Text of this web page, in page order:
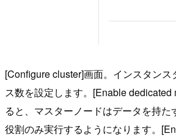
[Configure cluster]画面。インスタン
ス数を設定します。[Enable dedicated
ると、マスターノードはデータを持
役割のみ実行するようになります。